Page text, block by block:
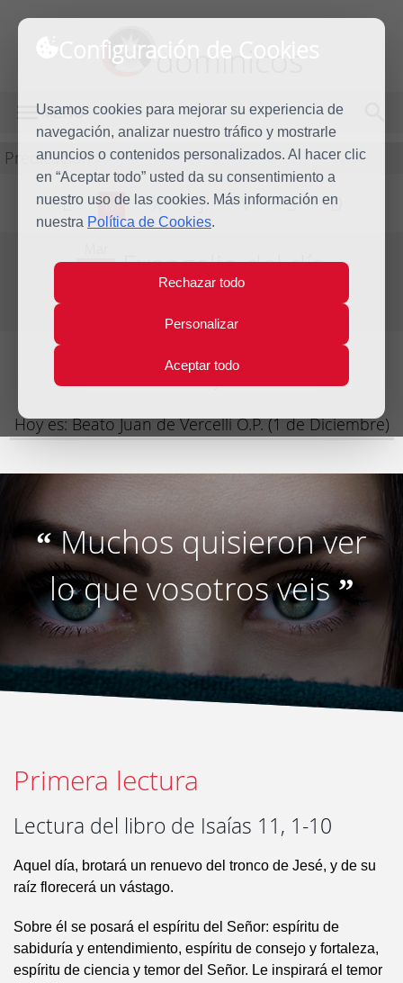
Configuración de Cookies
Usamos cookies para mejorar su experiencia de
navegación, analizar nuestro tráfico y mostrarle
anuncios o contenidos personalizados. Al hacer clic
en “Aceptar todo” usted da su consentimiento a
nuestro uso de las cookies. Más información en
nuestra Política de Cookies.
Rechazar todo
Personalizar
Aceptar todo
dominicos
MENÚ
Predicación
L M X J V S D
1 Evangelio del día
Lecturas del día y comentario
Hoy es: Beato Juan de Vercelli O.P. (1 de Diciembre)
“Muchos quisieron ver
lo que vosotros veis”
Primera lectura
Lectura del libro de Isaías 11, 1-10
Aquel día, brotará un renuevo del tronco de Jesé, y de su
raíz florecerá un vástago.
Sobre él se posará el espíritu del Señor: espíritu de
sabiduría y entendimiento, espíritu de consejo y fortaleza,
espíritu de ciencia y temor del Señor. Le inspirará el temor